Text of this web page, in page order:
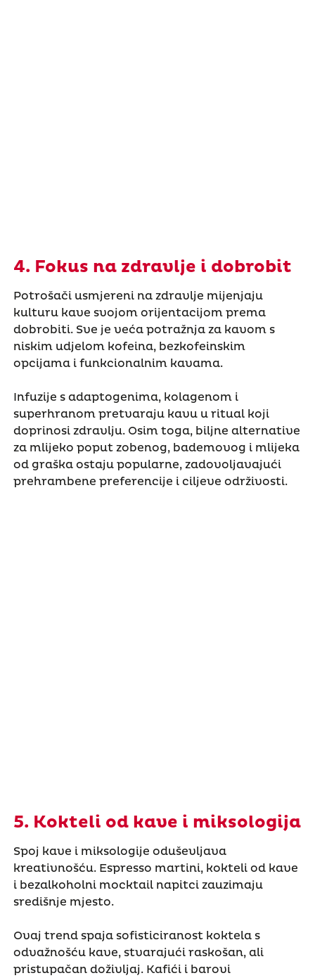
4. Fokus na zdravlje i dobrobit
Potrošači usmjereni na zdravlje mijenjaju
kulturu kave svojom orijentacijom prema
dobrobiti. Sve je veća potražnja za kavom s
niskim udjelom kofeina, bezkofeinskim
opcijama i funkcionalnim kavama.
Infuzije s adaptogenima, kolagenom i
superhranom pretvaraju kavu u ritual koji
doprinosi zdravlju. Osim toga, biljne alternative
za mlijeko poput zobenog, bademovog i mlijeka
od graška ostaju popularne, zadovoljavajući
prehrambene preferencije i ciljeve održivosti.
5. Kokteli od kave i miksologija
Spoj kave i miksologije oduševljava
kreativnošću. Espresso martini, kokteli od kave
i bezalkoholni mocktail napitci zauzimaju
središnje mjesto.
Ovaj trend spaja sofisticiranost koktela s
odvažnošću kave, stvarajući raskošan, ali
pristupačan doživljaj. Kafići i barovi